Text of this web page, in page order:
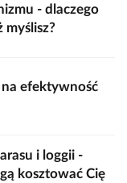
- dlaczego
myślisz?
efektywność
i loggii -
kosztować Cię